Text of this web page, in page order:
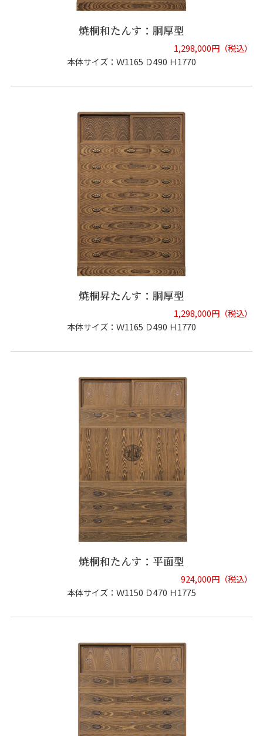
焼桐和たんす：胴厚型
1,298,000円（税込）
本体サイズ：Ｗ1165 Ｄ490 Ｈ1770
焼桐昇たんす：胴厚型
1,298,000円（税込）
本体サイズ：Ｗ1165 Ｄ490 Ｈ1770
焼桐和たんす：平面型
924,000円（税込）
本体サイズ：Ｗ1150 Ｄ470 Ｈ1775